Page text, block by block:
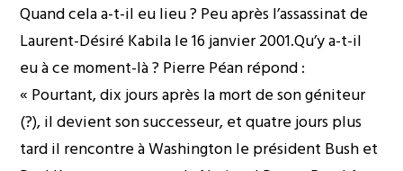
Quand cela a-t-il eu lieu ? Peu après l’assassinat de
Laurent-Désiré Kabila le 16 janvier 2001.Qu’y a-t-il
eu à ce moment-là ? Pierre Péan répond :
« Pourtant, dix jours après la mort de son géniteur
(?), il devient son successeur, et quatre jours plus
tard il rencontre à Washington le président Bush et